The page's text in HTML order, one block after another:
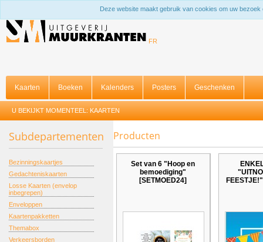
Deze website maakt gebruik van cookies om uw
FR
Kaarten Boeken Kalenders Posters Geschenken
U BEKIJKT MOMENTEEL: KAARTEN
Subdepartementen
Bezinningskaartjes
Gedachteniskaarten
Losse Kaarten (envelop
inbegrepen)
Enveloppen
Kaartenpakketten
Themabox
Verkeersborden
Producten
Set van 6 "Hoop en
bemoediging"
[SETMOED24]